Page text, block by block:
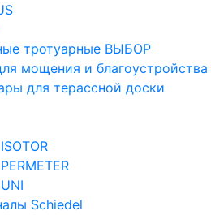
тротуарные ВЫБОР
мощения и благоустройства
для терассной доски
Schiedel